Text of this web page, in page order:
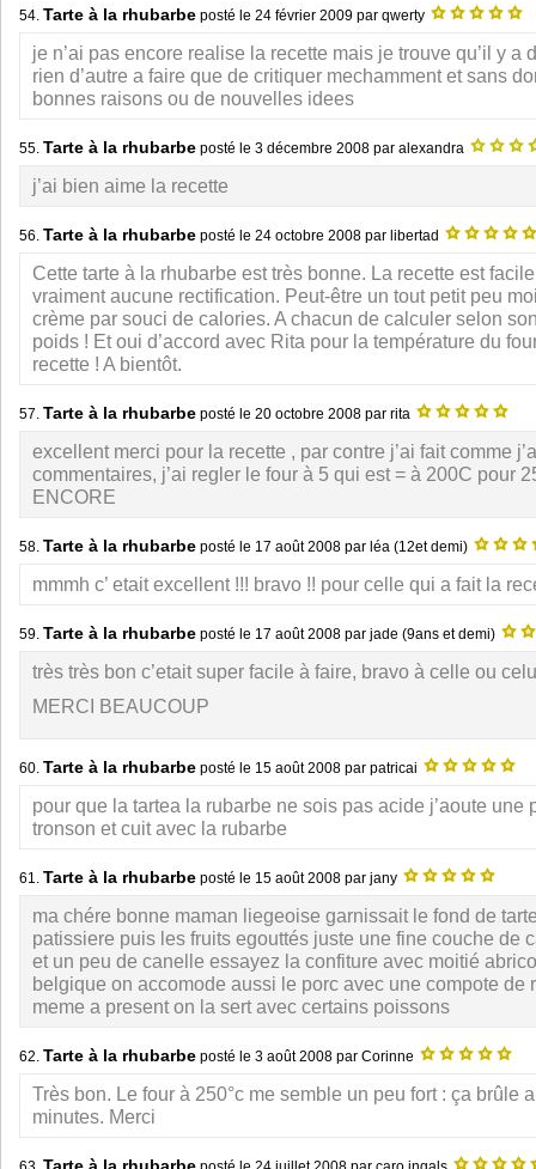
54. Tarte à la rhubarbe posté le 24 février 2009 par qwerty
je n’ai pas encore realise la recette mais je trouve qu’il y a
rien d’autre a faire que de critiquer mechamment et sans
bonnes raisons ou de nouvelles idees
55. Tarte à la rhubarbe posté le 3 décembre 2008 par alexandra
j’ai bien aime la recette
56. Tarte à la rhubarbe posté le 24 octobre 2008 par libertad
Cette tarte à la rhubarbe est très bonne. La recette est
vraiment aucune rectification. Peut-être un tout petit peu
crème par souci de calories. A chacun de calculer selon
poids ! Et oui d’accord avec Rita pour la température du
recette ! A bientôt.
57. Tarte à la rhubarbe posté le 20 octobre 2008 par rita
excellent merci pour la recette , par contre j’ai fait comme
commentaires, j’ai regler le four à 5 qui est = à 200C pour
ENCORE
58. Tarte à la rhubarbe posté le 17 août 2008 par léa (12et demi)
mmmh c’ etait excellent !!! bravo !! pour celle qui a fait la
59. Tarte à la rhubarbe posté le 17 août 2008 par jade (9ans et demi)
très très bon c’etait super facile à faire, bravo à celle ou
MERCI BEAUCOUP
60. Tarte à la rhubarbe posté le 15 août 2008 par patricai
pour que la tartea la rubarbe ne sois pas acide j’aoute une
tronson et cuit avec la rubarbe
61. Tarte à la rhubarbe posté le 15 août 2008 par jany
ma chére bonne maman liegeoise garnissait le fond de
patissiere puis les fruits egouttés juste une fine couche de
et un peu de canelle essayez la confiture avec moitié
belgique on accomode aussi le porc avec une compote de
meme a present on la sert avec certains poissons
62. Tarte à la rhubarbe posté le 3 août 2008 par Corinne
Très bon. Le four à 250°c me semble un peu fort : ça brûle
minutes. Merci